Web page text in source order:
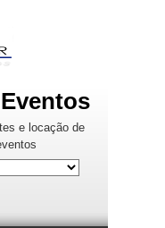
e locação de